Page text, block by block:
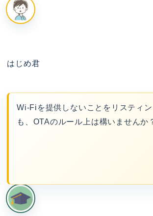
はじめ君
Wi-Fiを提供しないことをリスティ
も、OTAのルール上は構いませんか